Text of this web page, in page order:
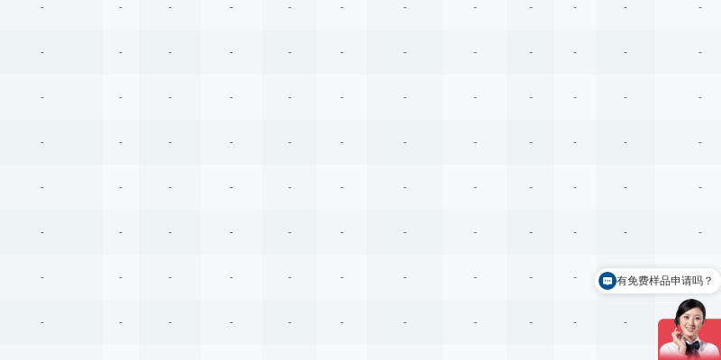
- - - - - - - - - - - -
- - - - - - - - - - - -
- - - - - - - - - - - -
- - - - - - - - - - - -
- - - - - - - - - - - -
- - - - - - - - - - - -
- - - - - - - - - - - -
- - - - - - - - - - - -
有免费样品申请吗？